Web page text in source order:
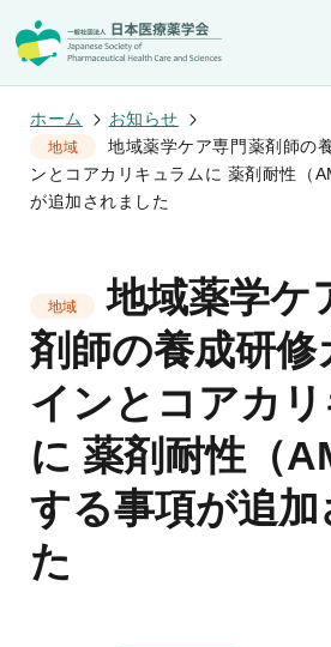
日本医療薬学会について
設立趣旨・活動概要
沿革・あゆみ
組織・名簿
委員会
規程・細則
情報公開
学会概要
薬剤師業務に関する情報提供
開催予定のイベント一覧
年会
医療薬学公開シンポジウム
フレッシャーズ・カンファランス
臨床研究セミナー
薬物療法集中講義
がん専門薬剤師集中教育講座
がん専門薬剤師全体会議
がん専門薬剤師アドバンスト研修会
症例関連セミナー
その他の主催イベント
共催・後援イベント
学術誌・書籍
医療薬学
JPHCS（英文誌）
出版書籍
専門薬剤師制度
専門薬剤師制度トップ
医療薬学専門薬剤師制度
がん専門薬剤師制度
薬物療法専門薬剤師制度
地域薬学ケア専門薬剤師制度
調査研究・学会賞・海外研修
調査研究
学会賞
海外研修
他団体との連携協力
他団体との連携協力トップ
ホーム お知らせ
地域
地域薬学ケア専門薬剤師の
ンとコアカリキュラムに 薬剤耐性（
が追加されました
地域
地域薬学ケ
剤師の養成研修
インとコアカ
に 薬剤耐性（
する事項が追加
た